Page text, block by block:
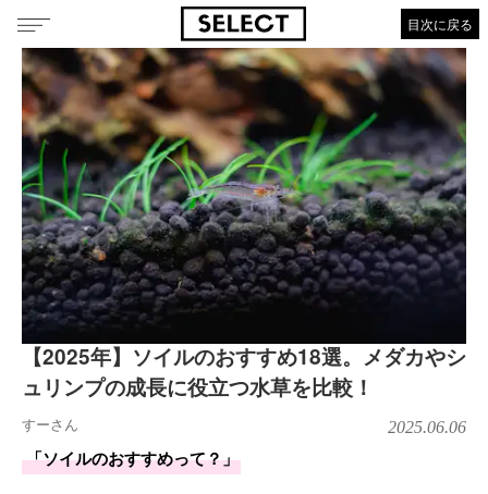
目次に戻る
【2025年】ソイルのおすすめ18選。メダカやシ
ュリンプの成長に役立つ水草を比較！
すーさん 2025.06.06
「ソイルのおすすめって？」